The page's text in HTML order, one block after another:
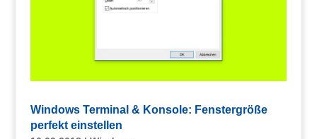
Windows Terminal & Konsole: Fenstergröße
perfekt einstellen